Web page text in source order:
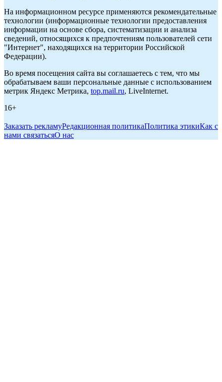
На информационном ресурсе применяются рекомендательные
технологии (информационные технологии предоставления
информации на основе сбора, систематизации и анализа
сведений, относящихся к предпочтениям пользователей сети
"Интернет", находящихся на территории Российской
Федерации).
Во время посещения сайта вы соглашаетесь с тем, что мы
обрабатываем ваши персональные данные с использованием
метрик Яндекс Метрика, top.mail.ru, LiveInternet.
16+
Заказать рекламуРедакционная политикаПолитика этикиКак с
нами связатьсяО нас